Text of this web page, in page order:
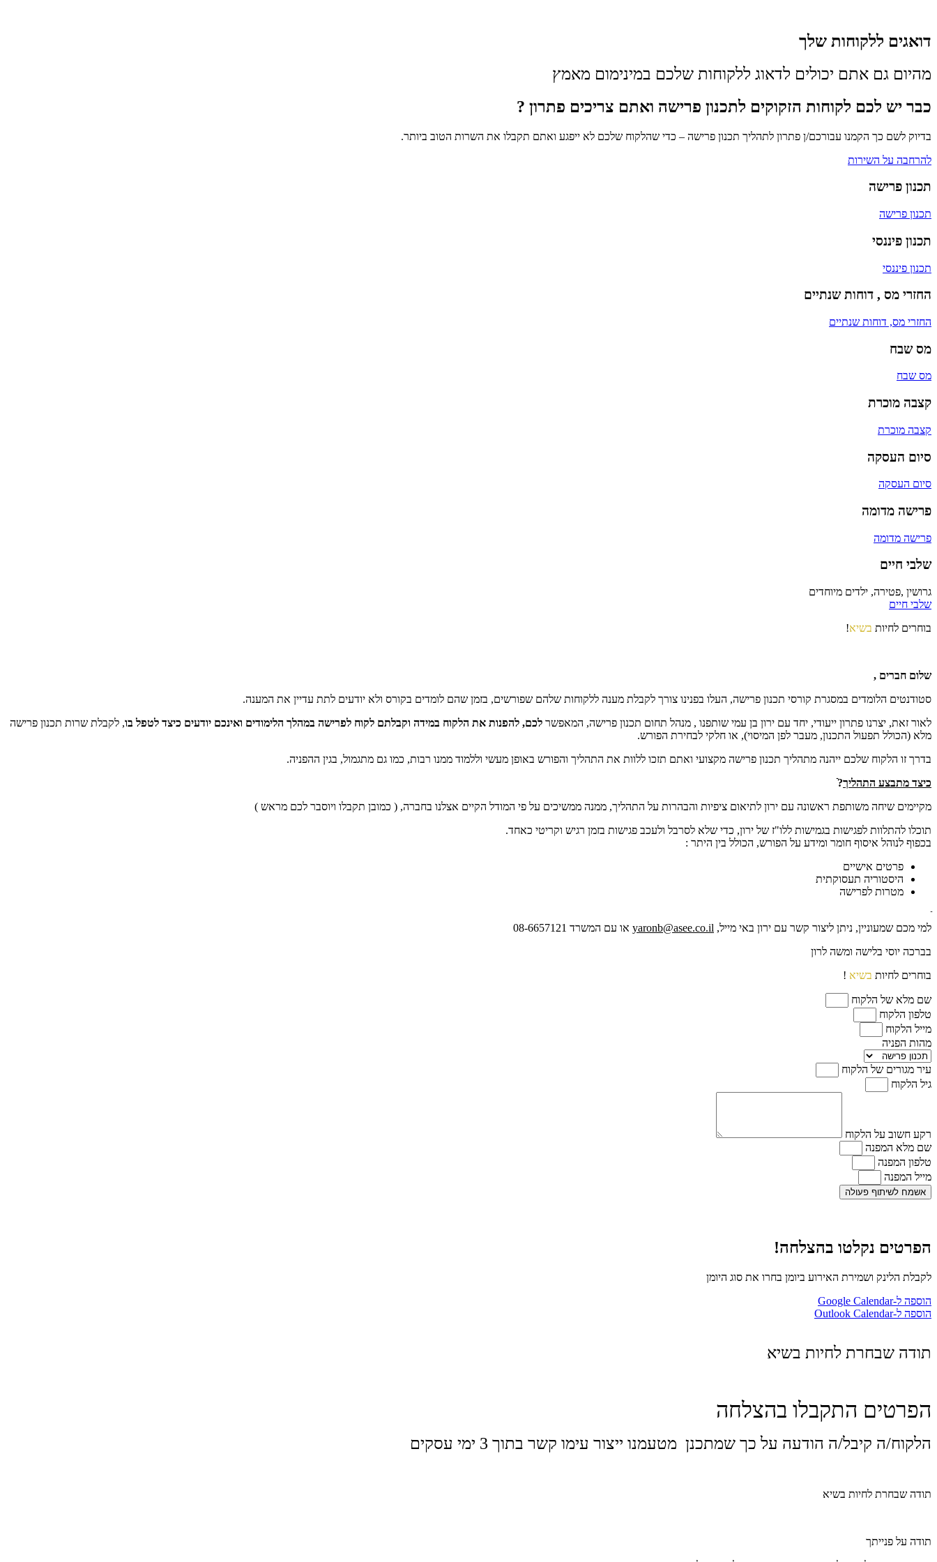
דואגים ללקוחות שלך
מהיום גם אתם יכולים לדאוג ללקוחות שלכם במינימום מאמץ
כבר יש לכם לקוחות הזקוקים לתכנון פרישה ואתם צריכים פתרון ?
בדיוק לשם כך הקמנו עבורכם/ן פתרון לתהליך תכנון פרישה – כדי שהלקוח שלכם לא ייפגע ואתם תקבלו את השרות הטוב ביותר.
להרחבה על השירות
תכנון פרישה
תכנון פרישה
תכנון פיננסי
תכנון פיננסי
החזרי מס , דוחות שנתיים
החזרי מס, דוחות שנתיים
מס שבח
מס שבח
קצבה מוכרת
קצבה מוכרת
סיום העסקה
סיום העסקה
פרישה מדומה
פרישה מדומה
שלבי חיים
גרושין ,פטירה, ילדים מיוחדים
שלבי חיים
בוחרים לחיות בשיא!
שלום חברים ,
סטודנטים הלומדים במסגרת קורסי תכנון פרישה, העלו בפנינו צורך לקבלת מענה ללקוחות שלהם שפורשים, בזמן שהם לומדים בקורס ולא יודעים לתת עדיין את המענה.
לאור זאת, יצרנו פתרון ייעודי, יחד עם ירון בן עמי שותפנו , מנהל תחום תכנון פרישה, המאפשר לכם, להפנות את הלקוח במידה וקבלתם לקוח לפרישה במהלך הלימודים ואינכם יודעים כיצד לטפל בו, לקבלת שרות תכנון פרישה
מלא (הכולל תפעול התכנון, מעבר לפן המיסוי), או חלקי לבחירת הפורש.
בדרך זו הלקוח שלכם ייהנה מתהליך תכנון פרישה מקצועי ואתם תזכו ללוות את התהליך והפורש באופן מעשי וללמוד ממנו רבות, כמו גם מתגמול, בגין ההפניה.
כיצד מתבצע התהליך?ֿ
מקיימים שיחה משותפת ראשונה עם ירון לתיאום ציפיות והבהרות על התהליך, ממנה ממשיכים על פי המודל הקיים אצלנו בחברה, ( כמובן תקבלו ויוסבר לכם מראש )
תוכלו להתלוות לפגישות בגמישות ללו"ז של ירון, כדי שלא לסרבל ולעכב פגישות בזמן רגיש וקריטי כאחד.
בכפוף לנוהל איסוף חומר ומידע על הפורש, הכולל בין היתר :
פרטים אישיים
היסטוריה תעסוקתית
מטרות לפרישה
למי מכם שמעוניין, ניתן ליצור קשר עם ירון באי מייל, yaronb@asee.co.il או עם המשרד 08-6657121
בברכה יוסי בלישה ומשה לרון
בוחרים לחיות בשיא !
שם מלא של הלקוח
טלפון הלקוח
מייל הלקוח
מהות הפניה
עיר מגורים של הלקוח
גיל הלקוח
רקע חשוב על הלקוח
שם מלא המפנה
טלפון המפנה
מייל המפנה
אשמח לשיתוף פעולה
הפרטים נקלטו בהצלחה!
לקבלת הלינק ושמירת האירוע ביומן בחרו את סוג היומן
הוספה ל-Google Calendar
הוספה ל-Outlook Calendar
תודה שבחרת לחיות בשיא
הפרטים התקבלו בהצלחה
הלקוח/ה קיבל/ה הודעה על כך שמתכנן מטעמנו ייצור עימו קשר בתוך 3 ימי עסקים
תודה שבחרת לחיות בשיא
תודה על פנייתך